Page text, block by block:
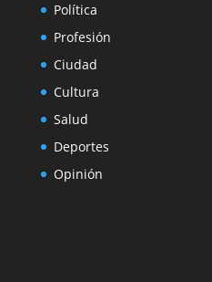
Política
Profesión
Ciudad
Cultura
Salud
Deportes
Opinión